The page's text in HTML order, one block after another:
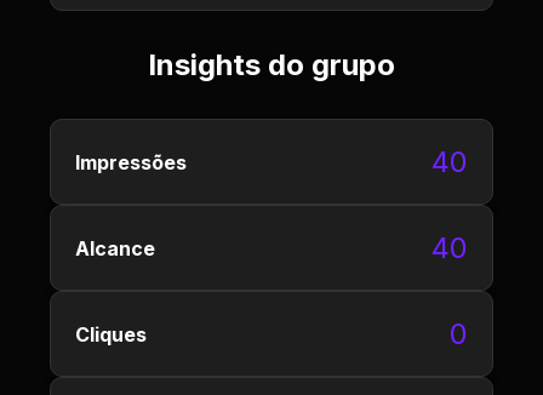
Insights do grupo
Impressões 40
Alcance 40
Cliques 0